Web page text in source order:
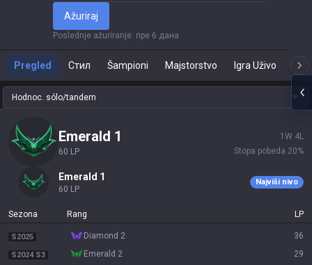
Ažuriraj
Poslednje ažuriranje: пре 6 дана
Pregled Стил Šampioni Majstorstvo Igra Uživo
Hodnoc. sólo/tandem
emerald 1
60 LP
1 W 4L
Stopa pobeda 20%
emerald 1
60 LP
Najviši nivo
Sezona Rang LP
S2025 diamond 2 36
S2024 S3 emerald 2 29